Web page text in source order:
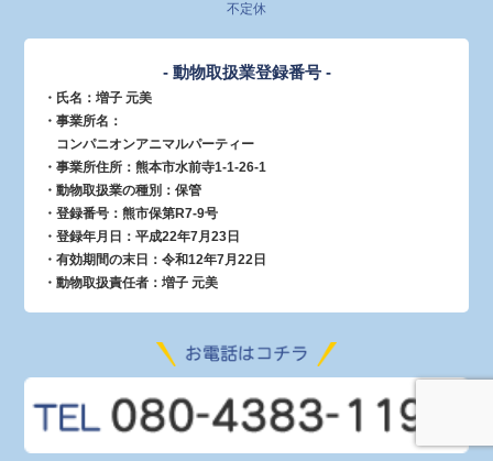
不定休
- 動物取扱業登録番号 -
・氏名：増子 元美
・事業所名：
コンパニオンアニマルパーティー
・事業所住所：熊本市水前寺1-1-26-1
・動物取扱業の種別：保管
・登録番号：熊市保第R7-9号
・登録年月日：平成22年7月23日
・有効期間の末日：令和12年7月22日
・動物取扱責任者：増子 元美